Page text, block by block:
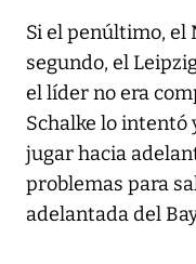
Si el penúltimo, el
segundo, el
el líder no era
Schalke lo
jugar hacia
problemas para
adelantada del